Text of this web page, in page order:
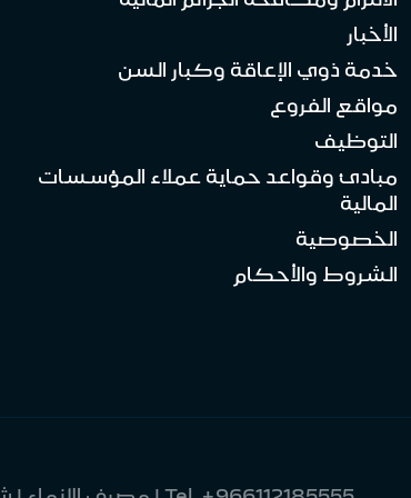
الأخبار
خدمة ذوي الإعاقة وكبار السن
مواقع الفروع
التوظيف
مبادئ وقواعد حماية عملاء المؤسسات
المالية
الخصوصية
الشروط والأحكام